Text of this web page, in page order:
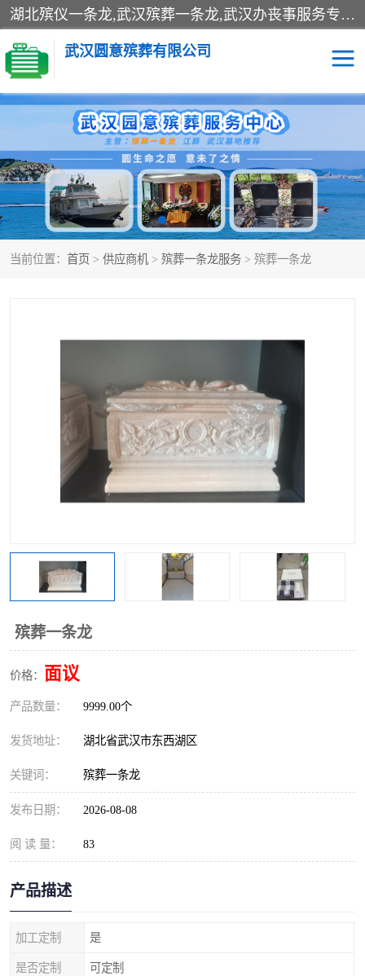
湖北殡仪一条龙,武汉殡葬一条龙,武汉办丧事服务专理红白佛事、病人临终关怀、医院或家中老人去世穿寿衣、灵车遗体接运、殡仪馆告别厅预约、办理火葬场手续、民俗丧事策划、遗体告别仪式、民俗礼仪服务、殡葬礼仪策划、陵园墓位导购、寺庙塔位择吉、往生功德策划、民俗功德策划、异地殡葬礼仪服务、异地骨灰接送返乡
武汉圆意殡葬有限公司
当前位置： 首页 > 供应商机 > 殡葬一条龙服务 > 殡葬一条龙
殡葬一条龙
价格： 面议
产品数量： 9999.00个
发货地址： 湖北省武汉市东西湖区
关键词： 殡葬一条龙
发布日期： 2026-08-08
阅 读 量： 83
产品描述
加工定制 是
是否定制 可定制
殡葬一条龙服务 江葬一条龙服务
武汉锦辉天堂文化园 仙鹤湖湿地公园
长乐园陵园 万福净土陵园
武汉市阳逻九龙宫陵园 石门峰人文纪念园